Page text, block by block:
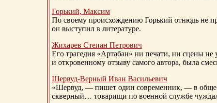
Горький, Максим
По своему происхождению Горький отнюдь не
он выступил в литературе.
Жихарев Степан Петрович
Его трагедия «Артабан» ни печати, ни сцены
и откровенному отзыву самого автора, была
Шервуд-Верный Иван Васильевич
«Шервуд, — пишет один современник, — в
скверный… товарищи по военной службе